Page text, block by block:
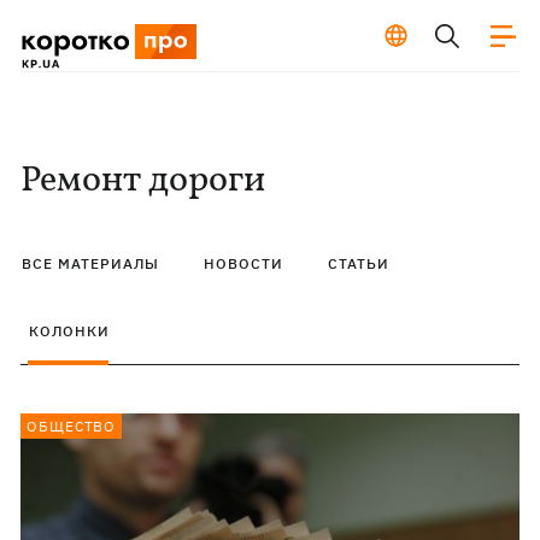
Ремонт дороги
ВСЕ МАТЕРИАЛЫ НОВОСТИ СТАТЬИ
КОЛОНКИ
ОБЩЕСТВО